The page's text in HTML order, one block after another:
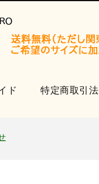
ド 特定商取引法